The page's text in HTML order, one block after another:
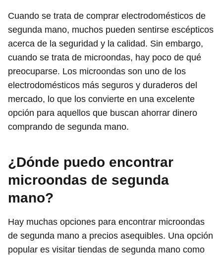
Cuando se trata de comprar electrodomésticos de
segunda mano, muchos pueden sentirse escépticos
acerca de la seguridad y la calidad. Sin embargo,
cuando se trata de microondas, hay poco de qué
preocuparse. Los microondas son uno de los
electrodomésticos más seguros y duraderos del
mercado, lo que los convierte en una excelente
opción para aquellos que buscan ahorrar dinero
comprando de segunda mano.
¿Dónde puedo encontrar
microondas de segunda
mano?
Hay muchas opciones para encontrar microondas
de segunda mano a precios asequibles. Una opción
popular es visitar tiendas de segunda mano como